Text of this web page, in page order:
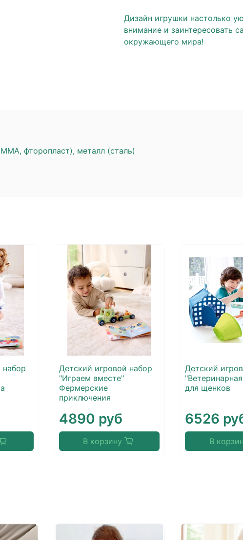
Дизайн игрушки настолько
внимание и заинтересовать
окружающего мира!
фторопласт), металл (сталь)
набор
Детский игровой набор
"Играем вместе"
Фермерские
приключения
4890 руб
В корзину
Детский
для щенков
6526
В